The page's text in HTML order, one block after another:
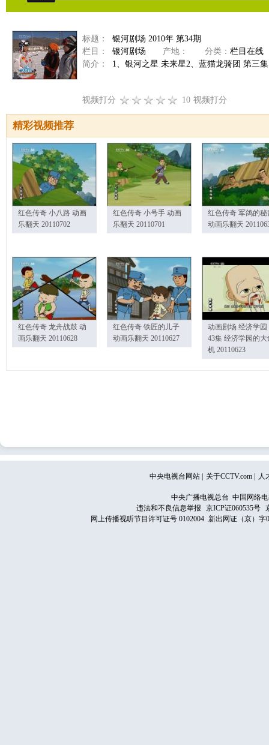
标题：
银河剧场 2010年 第34期
栏目：
银河剧场 产地： 分类： 栏目在线
简介：
1、银河之星 未来星2、蓝猫龙骑团 第三
视频打分 10 视频打分
精彩视频推荐
红色传奇 小八路 动画
乐翻天 20110702
红色传奇 小号手 动画
乐翻天 20110701
红色传奇 军鸽的秘
动画乐翻天
红色传奇 龙舟战鼓 动
画乐翻天 20110628
红色传奇 铁匠的儿子
动画乐翻天 20110627
动画剧场 经济学园
43集 经济学园的大
机 20110623
中央电视台网站 关于CCTV.com 人
中央广播电视总台 中国网络
违法和不良信息举报
京ICP证060535号
网上传播视听节目许可证号 0102004 新出网证（京）